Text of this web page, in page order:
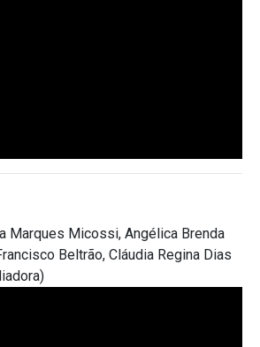
Marques Micossi, Angélica Brenda
Beltrão, Cláudia Regina Dias